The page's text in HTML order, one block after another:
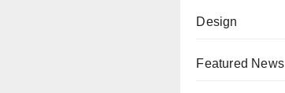
Design
Featured News